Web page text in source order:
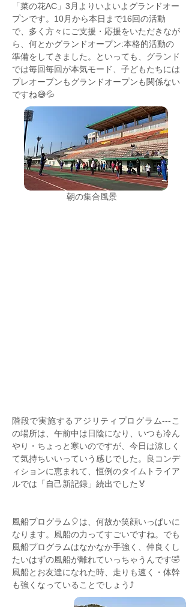
「菜の花AC」3月よりいよいよグランドオー
プンです。10月から本日まで16回の活動
で、多く方々にご支援・応援をいただきなが
ら、何とかグランドオープン:本格的活動の
準備をしてきました。といっても、グランド
では毎回毎回が本気モード、子どもたちには
プレオープンもグランドオープンも関係ない
ですね😅💦
朝の集合風景
階段で実施するアジリティプログラム---こ
の場所は、午前中は日陰になり、いつも冷ん
やり・ちょっと寒いのですが、今日は涼しく
て気持ちいいっていう感じでした。良コンデ
ィションに恵まれて、恒例のタイムトライア
ルでは「自己新記録」続出でした🏅
風船プログラム🎈は、何故か笑顔いっぱいに
なります。風船の力ってすごいですね。でも
風船プログラムはなかなか手強く、仲良くし
たいはずの風船が離れていっちゃうんです🤣
風船とお友達になれた時、走りも速く・体幹
も強くなっていることでしょう⤴️